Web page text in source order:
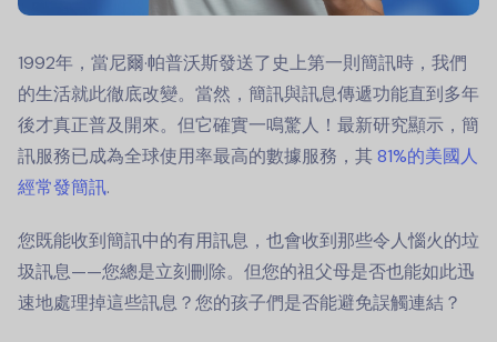
1992年，當尼爾·帕普沃斯發送了史上第一則簡訊時，我們
的生活就此徹底改變。當然，簡訊與訊息傳遞功能直到多年
後才真正普及開來。但它確實一鳴驚人！最新研究顯示，簡
訊服務已成為全球使用率最高的數據服務，其81%的美國人
經常發簡訊.
您既能收到簡訊中的有用訊息，也會收到那些令人惱火的垃
圾訊息——您總是立刻刪除。但您的祖父母是否也能如此迅
速地處理掉這些訊息？您的孩子們是否能避免誤觸連結？